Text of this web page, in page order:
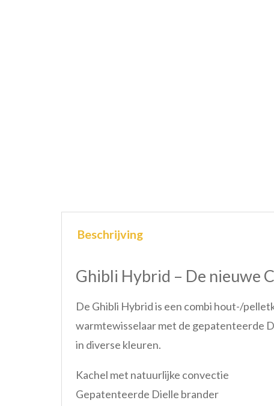
Beschrijving
Ghibli Hybrid – De nieuwe
De Ghibli Hybrid is een combi hout-/
warmtewisselaar met de gepatenteerde
in diverse kleuren.
Kachel met natuurlijke convectie
Gepatenteerde Dielle brander